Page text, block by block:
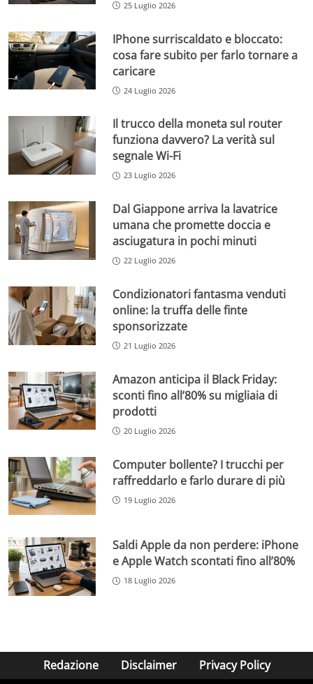
25 Luglio 2026
IPhone surriscaldato e bloccato:
cosa fare subito per farlo tornare a
caricare
24 Luglio 2026
Il trucco della moneta sul router
funziona davvero? La verità sul
segnale Wi-Fi
23 Luglio 2026
Dal Giappone arriva la lavatrice
umana che promette doccia e
asciugatura in pochi minuti
22 Luglio 2026
Condizionatori fantasma venduti
online: la truffa delle finte
sponsorizzate
21 Luglio 2026
Amazon anticipa il Black Friday:
sconti fino all’80% su migliaia di
prodotti
20 Luglio 2026
Computer bollente? I trucchi per
raffreddarlo e farlo durare di più
19 Luglio 2026
Saldi Apple da non perdere: iPhone
e Apple Watch scontati fino all’80%
18 Luglio 2026
Redazione Disclaimer Privacy Policy